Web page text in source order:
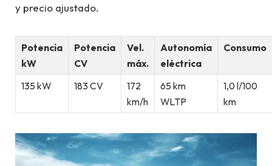
y precio ajustado.
Potencia
kW
Potencia
CV
Vel.
máx.
Autonomía
eléctrica
Consumo
135 kW 183 CV
172
km/h
65 km
WLTP
1,0 l/100
km